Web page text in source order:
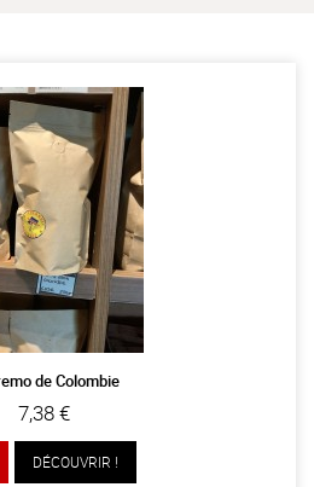
de Colombie
7,38 €
DÉCOUVRIR !